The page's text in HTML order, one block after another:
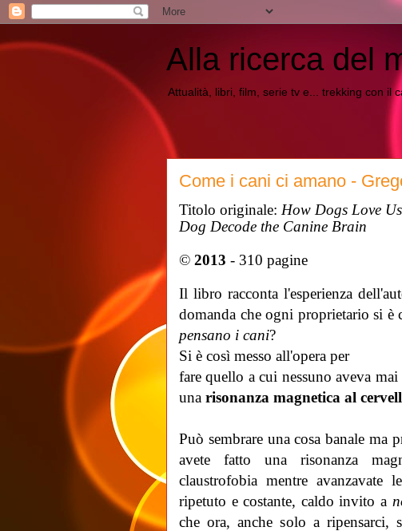
Alla ricerca del
Attualità, libri, film, serie tv e... trekking con il
Come i cani ci amano -
Titolo originale: How Dogs Love
Dog Decode the Canine Brain
© 2013 - 310 pagine
Il libro racconta l'esperienza
domanda che ogni proprietario si è
pensano i cani?
Si è così messo all'opera per
fare quello a cui nessuno aveva
una risonanza magnetica al
Può sembrare una cosa banale ma
avete fatto una risonanza
claustrofobia mentre avanzavate
ripetuto e costante, caldo invito a
che ora, anche solo a ripensarci,